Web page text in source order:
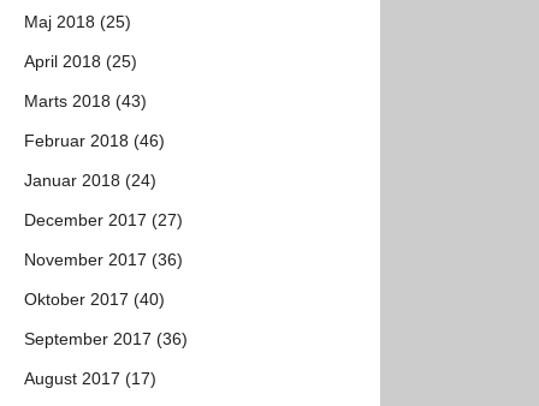
Maj 2018 (25)
April 2018 (25)
Marts 2018 (43)
Februar 2018 (46)
Januar 2018 (24)
December 2017 (27)
November 2017 (36)
Oktober 2017 (40)
September 2017 (36)
August 2017 (17)